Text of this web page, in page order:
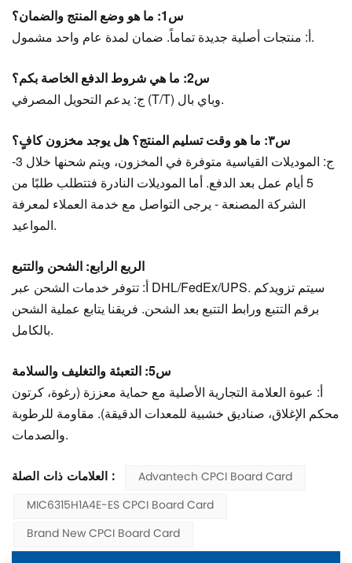
س1: ما هو وضع المنتج والضمان؟
أ: منتجات أصلية جديدة تماماً. ضمان لمدة عام واحد مشمول.
س2: ما هي شروط الدفع الخاصة بكم؟
ج: يدعم التحويل المصرفي (T/T) وباي بال.
س٣: ما هو وقت تسليم المنتج؟ هل يوجد مخزون كافٍ؟
ج: الموديلات القياسية متوفرة في المخزون، ويتم شحنها خلال 3-
5 أيام عمل بعد الدفع. أما الموديلات النادرة فتتطلب طلبًا من
الشركة المصنعة - يرجى التواصل مع خدمة العملاء لمعرفة
المواعيد.
الربع الرابع: الشحن والتتبع
أ: تتوفر خدمات الشحن عبر DHL/FedEx/UPS. سيتم تزويدكم
برقم التتبع ورابط التتبع بعد الشحن. فريقنا يتابع عملية الشحن
بالكامل.
س5: التعبئة والتغليف والسلامة
أ: عبوة العلامة التجارية الأصلية مع حماية معززة (رغوة، كرتون
محكم الإغلاق، صناديق خشبية للمعدات الدقيقة). مقاومة للرطوبة
والصدمات.
العلامات ذات الصلة :
Advantech CPCI Board Card
MIC6315H1A4E-ES CPCI Board Card
Brand New CPCI Board Card